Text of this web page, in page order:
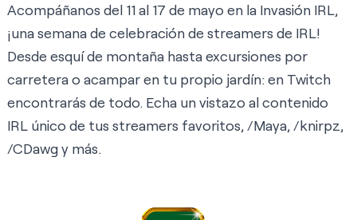
Acompáñanos del 11 al 17 de mayo en la Invasión IRL,
¡una semana de celebración de streamers de IRL!
Desde esquí de montaña hasta excursiones por
carretera o acampar en tu propio jardín: en Twitch
encontrarás de todo. Echa un vistazo al contenido
IRL único de tus streamers favoritos, /Maya, /knirpz,
/CDawgy más.